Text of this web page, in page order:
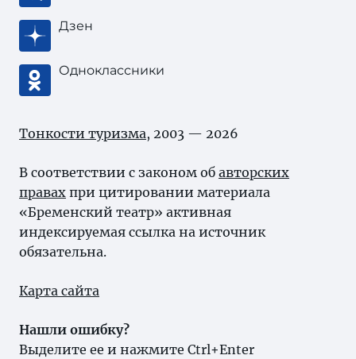
Дзен
Одноклассники
Тонкости туризма, 2003 — 2026
В соответствии с законом об авторских
правах при цитировании материала
«Бременский театр» активная
индексируемая ссылка на источник
обязательна.
Карта сайта
Нашли ошибку?
Выделите ее и нажмите Ctrl+Enter